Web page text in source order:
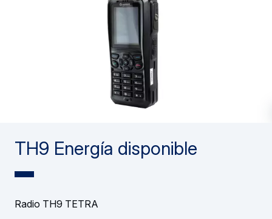
TH9 Energía disponible
Radio TH9 TETRA